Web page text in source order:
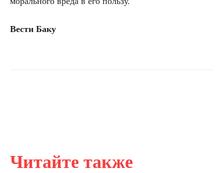
Читайте также
Вести Баку